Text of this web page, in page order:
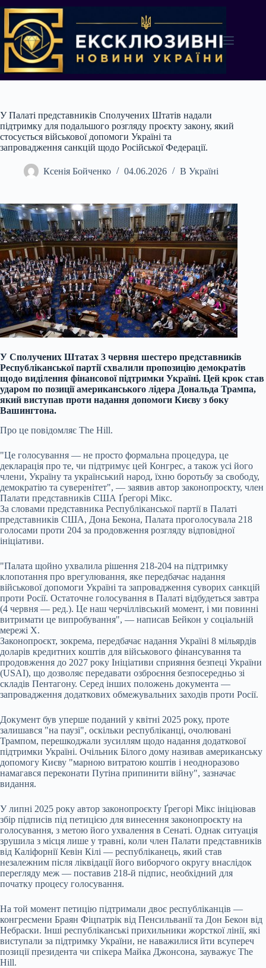
до
вмісту
У Палаті представників Сполучених Штатів надали
підтримку для подальшого розгляду проєкту закону, який
стосується військової допомоги Україні та
запровадження санкцій щодо Російської Федерації.
Ксенія Бойченко 04.06.2026 В Україні
У Сполучених Штатах 3 червня шестеро представників
Республіканської партії схвалили пропозицію демократів
щодо виділення фінансової підтримки Україні. Цей крок став
ударом по позиції американського лідера Дональда Трампа,
який виступав проти надання допомоги Києву з боку
Вашингтона.
Про це повідомляє The Hill.
"Це голосування — не просто формальна процедура, це
декларація про те, чи підтримує цей Конгрес, а також усі його
члени, Україну та український народ, їхню боротьбу за свободу,
демократію та суверенітет", — заявив автор законопроєкту, член
Палати представників США Ґрегорі Мікс.
За словами представника Республіканської партії в Палаті
представників США, Дона Бекона, Палата проголосувала 218
голосами проти 204 за продовження розгляду відповідної
ініціативи.
"Палата щойно ухвалила рішення 218-204 на підтримку
клопотання про врегулювання, яке передбачає надання
військової допомоги Україні та запровадження суворих санкцій
проти Росії. Остаточне голосування в Палаті відбудеться завтра
(4 червня — ред.). Це наш черчіллівський момент, і ми повинні
витримати це випробування", — написав Бейкон у соціальній
мережі X.
Законопроєкт, зокрема, передбачає надання Україні 8 мільярдів
доларів кредитних коштів для військового фінансування та
продовження до 2027 року Ініціативи сприяння безпеці України
(USAI), що дозволяє передавати озброєння безпосередньо зі
складів Пентагону. Серед інших положень документа —
запровадження додаткових обмежувальних заходів проти Росії.
Документ був уперше поданий у квітні 2025 року, проте
залишався "на паузі", оскільки республіканці, очолювані
Трампом, перешкоджали зусиллям щодо надання додаткової
підтримки Україні. Очільник Білого дому називав американську
допомогу Києву "марною витратою коштів і неодноразово
намагався переконати Путіна припинити війну", зазначає
видання.
У липні 2025 року автор законопроєкту Ґрегорі Мікс ініціював
збір підписів під петицією для винесення законопроєкту на
голосування, з метою його ухвалення в Сенаті. Однак ситуація
зрушила з місця лише у травні, коли член Палати представників
від Каліфорнії Кевін Кілі — республіканець, який став
незалежним після ліквідації його виборчого округу внаслідок
перегляду меж — поставив 218-й підпис, необхідний для
початку процесу голосування.
На той момент петицію підтримали двоє республіканців —
конгресмени Браян Фіцпатрік від Пенсильванії та Дон Бекон від
Небраски. Інші республіканські прихильники жорсткої лінії, які
виступали за підтримку України, не наважилися йти всупереч
позиції президента чи спікера Майка Джонсона, зауважує The
Hill.